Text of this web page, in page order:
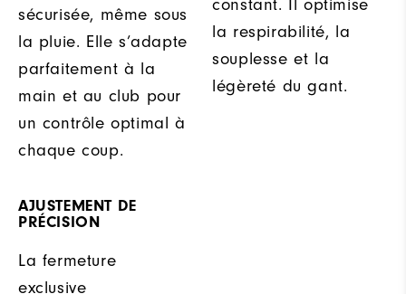
sécurisée, même sous
la pluie. Elle s’adapte
parfaitement à la
main et au club pour
un contrôle optimal à
chaque coup.
constant. Il optimise
la respirabilité, la
souplesse et la
légèreté du gant.
AJUSTEMENT DE
PRÉCISION
La fermeture
exclusive